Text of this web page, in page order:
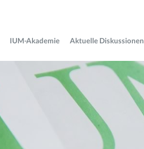
IUM-Akademie Aktuelle Diskussionen